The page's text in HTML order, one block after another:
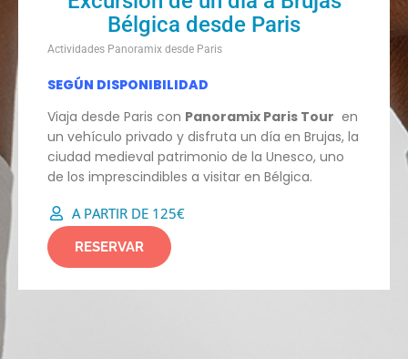
Bélgica desde Paris
Actividades Panoramix desde Paris
SEGÚN DISPONIBILIDAD
Viaja desde Paris con Panoramix Paris Tour en
un vehículo privado y disfruta un día en Brujas, la
ciudad medieval patrimonio de la Unesco, uno
de los imprescindibles a visitar en Bélgica.
A PARTIR DE 125€
RESERVAR